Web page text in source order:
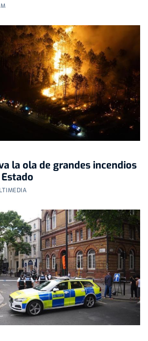
la ola de grandes incendios